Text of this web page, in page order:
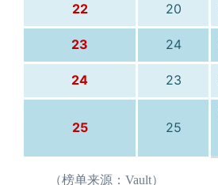
22 20
23 24
24 23
25 25
（榜单来源：Vault）